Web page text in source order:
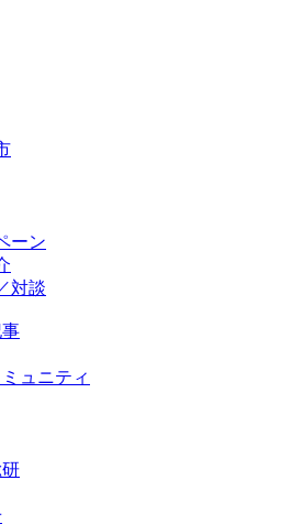
ーン
対談
ュニティ